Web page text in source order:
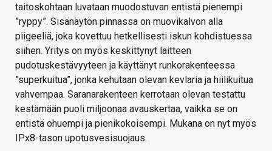
taitoskohtaan luvataan muodostuvan entistä pienempi
”ryppy”. Sisänäytön pinnassa on muovikalvon alla
piigeeliä, joka kovettuu hetkellisesti iskun kohdistuessa
siihen. Yritys on myös keskittynyt laitteen
pudotuskestävyyteen ja käyttänyt runkorakenteessa
”superkuitua”, jonka kehutaan olevan kevlaria ja hiilikuitua
vahvempaa. Saranarakenteen kerrotaan olevan testattu
kestämään puoli miljoonaa avauskertaa, vaikka se on
entistä ohuempi ja pienikokoisempi. Mukana on nyt myös
IPx8-tason upotusvesisuojaus.